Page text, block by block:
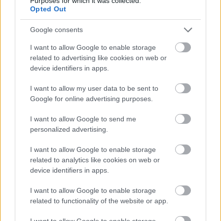
Opted Out
Google consents
I want to allow Google to enable storage
related to advertising like cookies on web or
device identifiers in apps.
I want to allow my user data to be sent to
Google for online advertising purposes.
I want to allow Google to send me
personalized advertising.
I want to allow Google to enable storage
related to analytics like cookies on web or
device identifiers in apps.
I want to allow Google to enable storage
related to functionality of the website or app.
osztályozott, majd a győztes a második helyezettel
elődöntőt vívott. A csatáa nyertese játszotta a finálét
a körmérkőzéses szakasz győztesével.